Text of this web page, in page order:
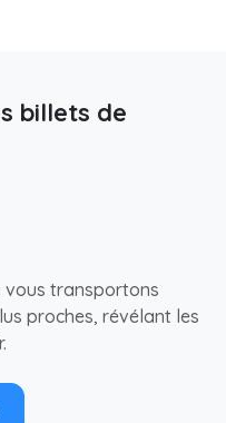
billets de
vous transportons
proches, révélant les